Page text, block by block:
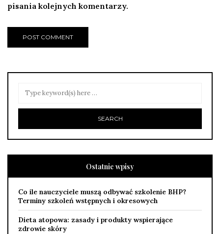
pisania kolejnych komentarzy.
Ostatnie wpisy
Co ile nauczyciele muszą odbywać szkolenie BHP?
Terminy szkoleń wstępnych i okresowych
Dieta atopowa: zasady i produkty wspierające
zdrowie skóry